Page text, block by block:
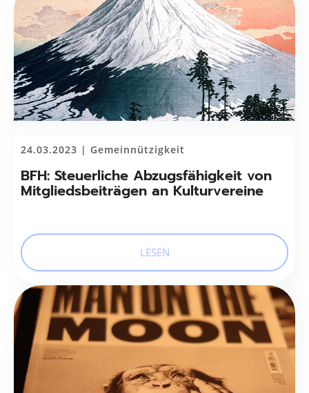
24.03.2023 | Gemeinnützigkeit
BFH: Steuerliche Abzugsfähigkeit von
Mitgliedsbeiträgen an Kulturvereine
LESEN